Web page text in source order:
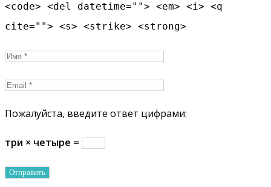
<code> <del datetime=""> <em> <i> <q
cite=""> <s> <strike> <strong>
Пожалуйста, введите ответ цифрами:
три × четыре =